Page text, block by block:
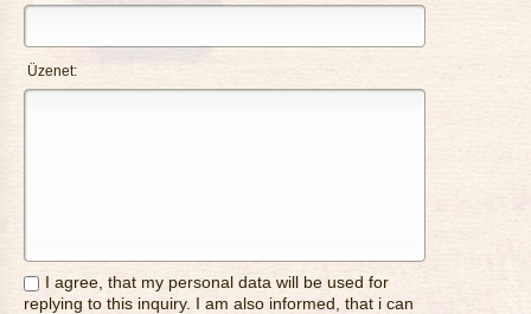
Üzenet:
I agree, that my personal data will be used for
replying to this inquiry. I am also informed, that i can